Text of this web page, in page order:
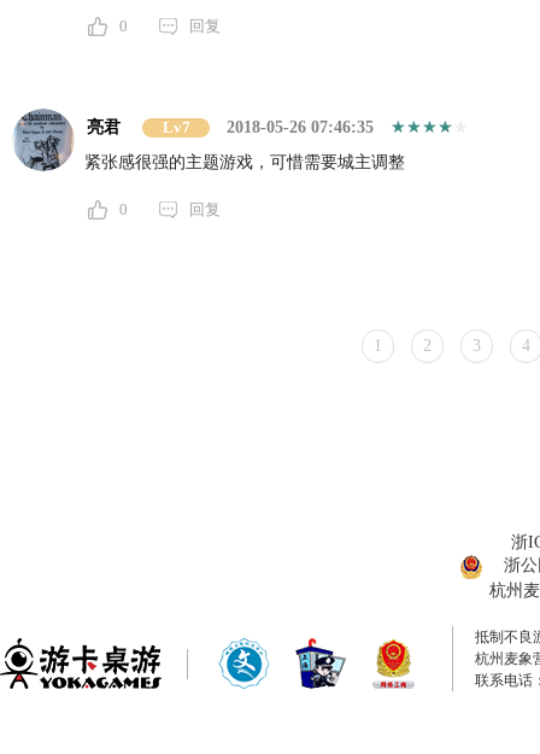
0 回复
亮君 Lv7
2018-05-26 07:46:35
紧张感很强的主题游戏，可惜需要城主调整
0 回复
1 2 3 4
浙
浙公
杭州
抵制不良
杭州麦象
联系电话